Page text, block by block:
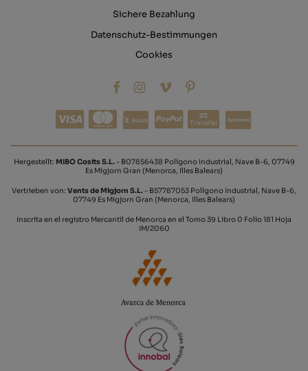
Sichere Bezahlung
Datenschutz-Bestimmungen
Cookies
Transfer
Hergestellt: MIBO Cosits S.L.- B07856438 Polígono Industrial, Nave B-6, 07749
Es Migjorn Gran (Menorca, Illes Balears)
Vertrieben von: Vents de Migjorn S.L. - B57787053 Polígono Industrial, Nave B-6,
07749 Es Migjorn Gran (Menorca, Illes Balears)
Inscrita en el registro Mercantil de Menorca en el Tomo 39 Libro 0 Folio 181 Hoja
IM/2060